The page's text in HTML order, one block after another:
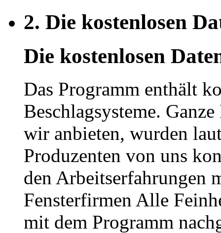
2. Die kostenlosen
Die kostenlosen
Das Programm enthält
Beschlagsysteme.
wir anbieten, wurden
Produzenten von uns
den Arbeitserfahrungen
Fensterfirmen Alle
mit dem Programm